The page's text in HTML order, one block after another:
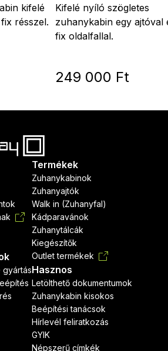
kifelé
résszel.
Kifelé nyíló szögletes
zuhanykabin egy ajtóval
fix oldalfallal.
249 000 Ft
gyártás
Termékek
Zuhanykabinok
Zuhanyajtók
Walk in (Zuhanyfal)
Kádparavánok
Zuhanytálcák
Kiegészítők
Outlet termékek
Hasznos
Letölthető dokumentumok
Zuhanykabin kisokos
Beépítési tanácsok
Hírlevél feliratkozás
GYIK
Népszerű címkék